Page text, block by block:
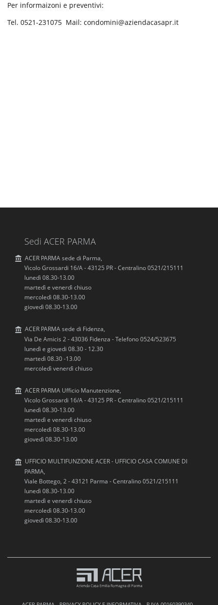
Per informaizoni e preventivi:
Tel. 0521-231075 Mail: condomini@aziendacasapr.it
Sedi ACER PARMA
ACER PARMA sede di Parma,
Vicolo Grossardi 16/A - 43125 PR - Centralino 0521/215111
lunedì 08.30-13.00
martedì e venerdì chiuso
mercoledì 08.30-13.00
giovedì 08.30-13.00
ACER PARMA sede di Fidenza,
Via De Amicis 2 - 43036 Fidenza - Telefono 0524/523675
lunedì e giovedi 08.30 - 12.30
martedì 08.30 -13.00
mercoledì venerdì chiuso
ACER PARMA Ufficio Manutenzione,
Vicolo Grossardi 16/A - 43125 PR - Centralino 0521/215111
lunedì 08.30-13.00
martedì e venerdì chiuso
mercoledì 08.30-13.00
giovedì 08.30-13.00
UFFICIO MULTIFUNZIONE ACER - UFFICIO CASA COMUNE DI
PARMA,
Viale Bottego, 2 - 43121 Parma - Centralino 0521/215111
lunedì 08.30-13.00
martedì e venerdì chiuso
mercoledì 08.30-13.00
giovedì 08.30-13.00